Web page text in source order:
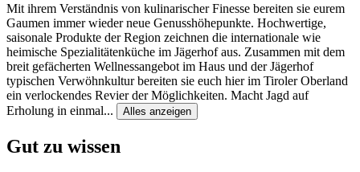
Mit ihrem Verständnis von kulinarischer Finesse bereiten sie eurem
Gaumen immer wieder neue Genusshöhepunkte. Hochwertige,
saisonale Produkte der Region zeichnen die internationale wie
heimische Spezialitätenküche im Jägerhof aus. Zusammen mit dem
breit gefächerten Wellnessangebot im Haus und der Jägerhof
typischen Verwöhnkultur bereiten sie euch hier im Tiroler Oberland
ein verlockendes Revier der Möglichkeiten. Macht Jagd auf
Erholung in einmal... Alles anzeigen
Gut zu wissen